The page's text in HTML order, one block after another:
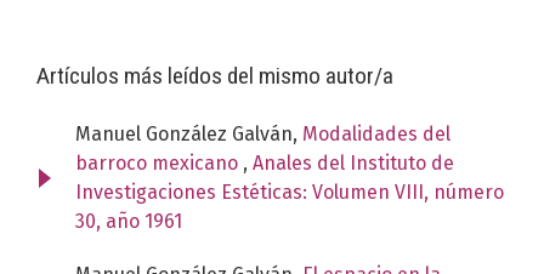
Artículos más leídos del mismo autor/a
Manuel González Galván, Modalidades del
barroco mexicano , Anales del Instituto de
Investigaciones Estéticas: Volumen VIII, número
30, año 1961